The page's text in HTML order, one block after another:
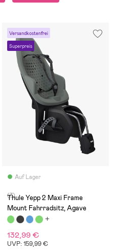
Versandkostenfrei
Superpreis
Auf Lager
(3)
Thule Yepp 2 Maxi Frame
Mount Fahrradsitz, Agave
132,99 €
UVP: 159,99 €